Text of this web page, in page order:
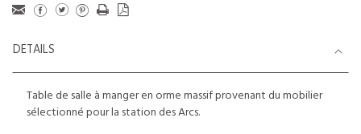
DETAILS
Table de salle à manger en orme massif provenant du mobilier
sélectionné pour la station des Arcs.